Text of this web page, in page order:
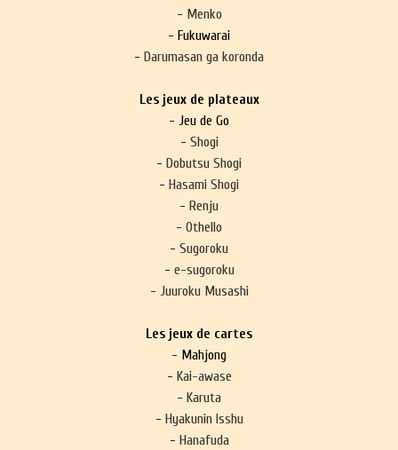
- Menko
- Fukuwarai
- Darumasan ga koronda
Les jeux de plateaux
- Jeu de Go
- Shogi
- Dobutsu Shogi
- Hasami Shogi
- Renju
- Othello
- Sugoroku
- e-sugoroku
- Juuroku Musashi
Les jeux de cartes
- Mahjong
- Kai-awase
- Karuta
- Hyakunin Isshu
- Hanafuda